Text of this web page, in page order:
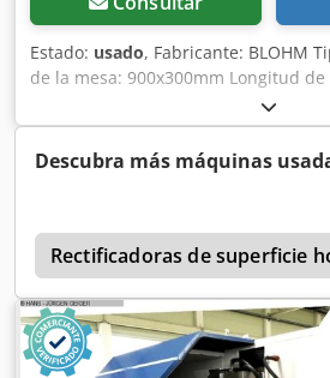
Estado: usado, Fabricante: BLOHM
de la mesa: 900x300mm Longitud
Chedpfx Abevtyxuebsa ¡Sin mesa
Descubra más máquinas
Rectificadoras de superficie